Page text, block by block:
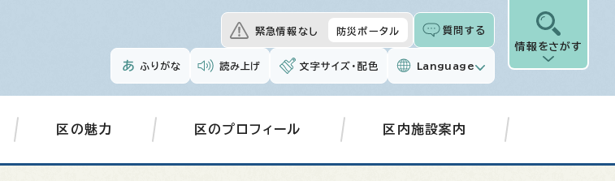
緊急情報なし 防災ポータル 質問する
ふりがな 読み上げ 文字サイズ・配色 Language
情報をさがす
区の魅力 区のプロフィール 区内施設案内